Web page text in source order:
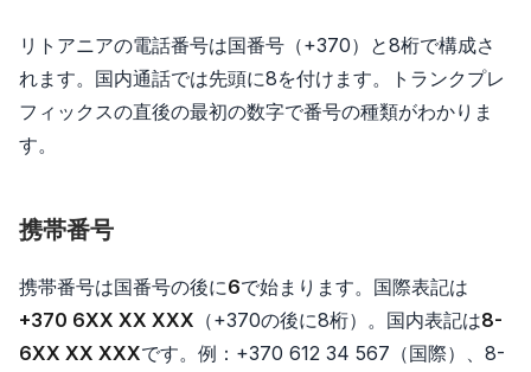
リトアニアの電話番号は国番号（+370）と8桁で構成さ
れます。国内通話では先頭に8を付けます。トランクプレ
フィックスの直後の最初の数字で番号の種類がわかりま
す。
携帯番号
携帯番号は国番号の後に6で始まります。国際表記は
+370 6XX XX XXX （+370の後に8桁）。国内表記は8-
6XX XX XXXです。例：+370 612 34 567（国際）、8-